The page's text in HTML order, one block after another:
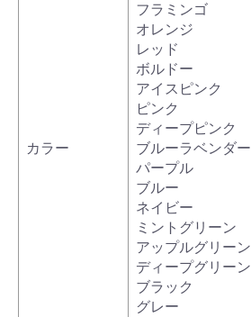
カラー
フラミンゴ
オレンジ
レッド
ボルドー
アイスピンク
ピンク
ディープピンク
ブルーラベンダー
パープル
ブルー
ネイビー
ミントグリーン
アップルグリーン
ディープグリーン
ブラック
グレー